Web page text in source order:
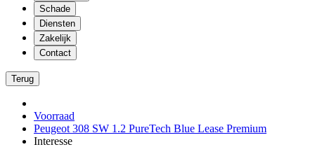
Schade
Diensten
Zakelijk
Contact
Terug
Voorraad
Peugeot 308 SW 1.2 PureTech Blue Lease Premium
Interesse